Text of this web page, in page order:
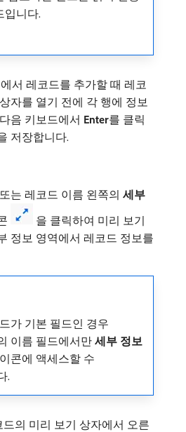
입니다.
서 레코드를 추가할 때 레코
자를 열기 전에 각 행에 정보
음 키보드에서 Enter​를 클릭
저장합니다.
는 레코드 이름 왼쪽의 세부
을 클릭하여 미리 보기
정보 영역에서 레코드 정보를
가 기본 필드인 경우
이름 필드에서만세부 정보
콘에 액세스할 수
.
의 미리 보기 상자에서 오른